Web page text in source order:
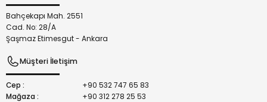
Bahçekapı Mah. 2551
Cad. No: 28/A
Şaşmaz Etimesgut - Ankara
Müşteri İletişim
Cep :
+90 532 747 65 83
Mağaza :
+90 312 278 25 53